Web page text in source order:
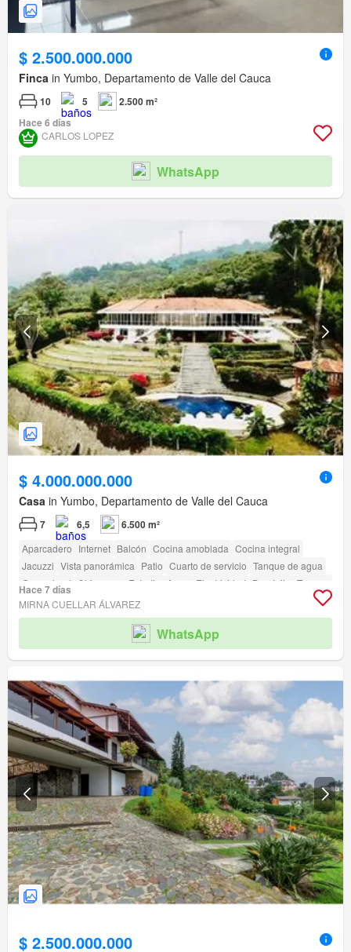
$ 2.500.000.000
Finca in Yumbo, Departamento de Valle del Cauca
10 5
2.500 m²
Hace 6 días
CARLOS LOPEZ
WhatsApp
$ 4.000.000.000
Casa in Yumbo, Departamento de Valle del Cauca
7 6,5 6.500 m²
Aparcadero Internet Balcón Cocina amoblada Cocina integral
Jacuzzi Vista panorámica Patio Cuarto de servicio Tanque de agua
Gas natural
Chimenea Estudio Agua Electricidad Depósito
Terraza
Gimnasio
Piscina Sauna
Acceso para personas con discapacidad
Hace 7 días
MIRNA CUELLAR ÁLVAREZ
WhatsApp
$ 2.500.000.000